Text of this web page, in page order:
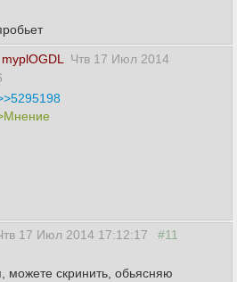
myplOGDL
Чтв 17 Июл 2014
17 Июл 2014 17:12:17
#11
можете скринить, обьясняю